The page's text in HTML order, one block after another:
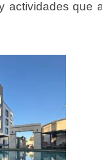
actividades que